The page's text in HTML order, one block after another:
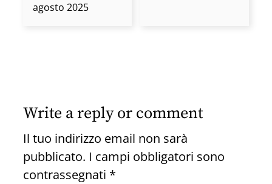
agosto 2025
Write a reply or comment
Il tuo indirizzo email non sarà
pubblicato. I campi obbligatori sono
contrassegnati *